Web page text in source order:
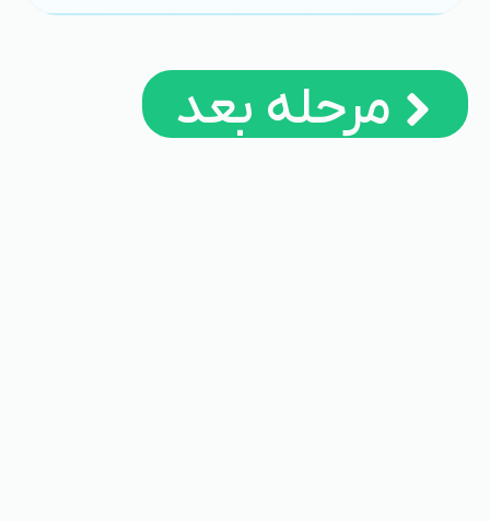
مرحله بعد